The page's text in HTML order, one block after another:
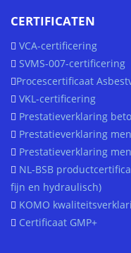
CERTIFICATEN
VCA-certificering
SVMS-007-certificering
Procescertificaat
VKL-certificering
Prestatieverklaring
Prestatieverklaring
Prestatieverklaring
NL-BSB
fijn en hydraulisch)
KOMO
Certificaat GMP+